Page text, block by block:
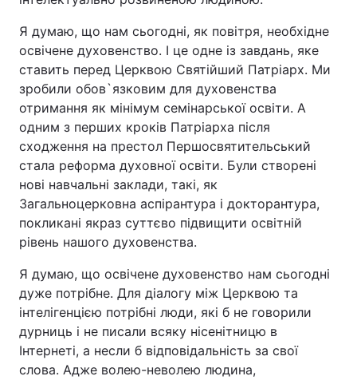
Я думаю, що нам сьогодні, як повітря, необхідне
освічене духовенство. І це одне із завдань, яке
ставить перед Церквою Святійший Патріарх. Ми
зробили обов`язковим для духовенства
отримання як мінімум семінарської освіти. А
одним з перших кроків Патріарха після
сходження на престол Першосвятительський
стала реформа духовної освіти. Були створені
нові навчальні заклади, такі, як
Загальноцерковна аспірантура і докторантура,
покликані якраз суттєво підвищити освітній
рівень нашого духовенства.
Я думаю, що освічене духовенство нам сьогодні
дуже потрібне. Для діалогу між Церквою та
інтелігенцією потрібні люди, які б не говорили
дурниць і не писали всяку нісенітницю в
Інтернеті, а несли б відповідальність за свої
слова. Адже волею-неволею людина,